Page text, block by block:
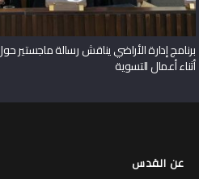
برنامج إدارة الأراضي يناقش رسالة ماجستير
أثناء أعمال التسوية
عن القدس